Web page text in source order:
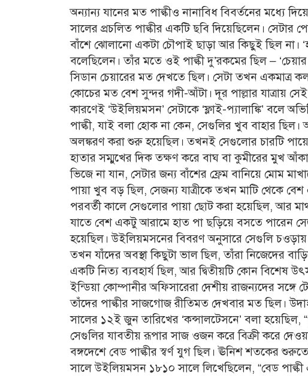
অন্যান্য যানের মত পাল্কীও নানাবিধ বিবর্তনের মধ্যে
সালের প্রচলিত পাল্কীর একটি ছবি দিয়েছিলেন।
বাঁশে ঝোলানো একটা চৌপাই ছাড়া আর কিছুই ছিল না।
বলেছিলেন। তাঁর মতে ওই পাল্কী দু’রকমের ছিল – ‘চেয়ার
সিডান চেয়ারের মত দেখতে ছিল। সেটা তখন একমাত্র
কোচের মত বেশ সুন্দর গদী-আঁটা। দূর পাল্লার যাত্রায়
কারণেই ‘উইলিয়মসন’ সেটাকে ‘ফ্লাই-প্যালাঙ্কি’ বলে
পাল্কী, যাই বলা হোক না কেন, সেগুলির খুব বাহার
অলঙ্করণ করা শুরু হয়েছিল। তখনই সেগুলোর চারটি
হাতার সম্মুখের দিক তক্ষণ করে বাঘ বা কুমীরের মুখ আঁকা
ভিজে না যান, সেটার জন্য বাঁশের ফ্রেম বানিয়ে মোম
পায়া খুব বড় ছিল, সেজন্য যাত্রীকে তখন মাটি থেকে
পরবর্তী কালে সেগুলোর পায়া ছোট করা হয়েছিল, আর
যাতে বেশ একটু আরামে হাত পা ছড়িয়ে বসতে পারেন
হয়েছিল। উইলিয়মসনের বিবরণ অনুসারে সেগুলি
তখন যাঁদের অবস্থা কিছুটা ভাল ছিল, তাঁরা নিজেদের
একটি নিত্য ব্যবহার্য ছিল, আর দ্বিতীয়টি কোন বিশেষ
ইন্ডিয়া কোম্পানীর অফিসারেরা দেশীয় রাজন্যদের সঙ্গে
তাঁদের পাল্কীর সাজগোজ রীতিমত দেখবার মত ছিল।
সালের ১২ই জুন তারিখের ‘কন্সালটেসনে’ বলা হয়েছিল,
সেগুলির যাবতীয় রূপার সাজ ওজন করে বিক্রী করে
বঙ্গদেশে বেড পাল্কীর স্বর্ণ যুগ ছিল। ঊনিশ শতকের
সালে উইলিয়মসন ১৮১০ সালে লিখেছিলেন, “বেড